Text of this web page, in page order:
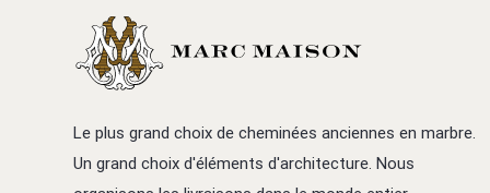
Le plus grand choix de cheminées anciennes en marbre.
Un grand choix d'éléments d'architecture. Nous